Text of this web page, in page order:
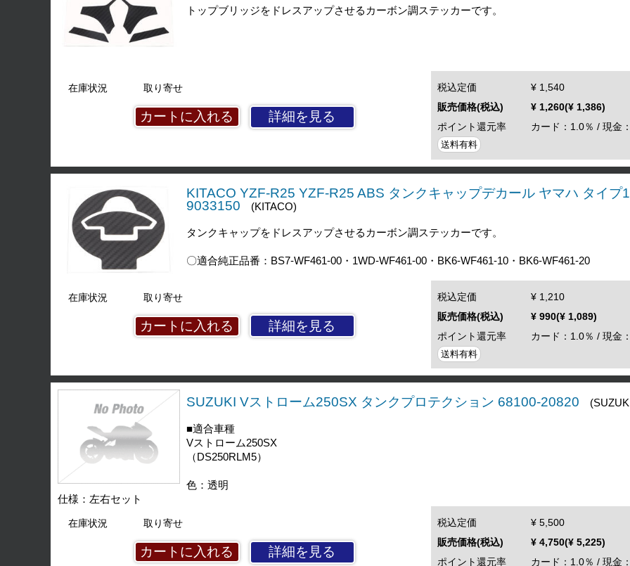
トップブリッジをドレスアップさせるカーボン調ステッカーです。
在庫状況 取り寄せ
詳細を見る
税込定価
¥ 1,540
販売価格(税込)
¥ 1,260(¥ 1,386)
ポイント還元率
カード：1.0％ / 現金
送料有料
KITACO YZF-R25 YZF-R25 ABS タンクキャップデカール ヤマハ タイプ
9033150
(KITACO)
タンクキャップをドレスアップさせるカーボン調ステッカーです。
〇適合純正品番：BS7-WF461-00・1WD-WF461-00・BK6-WF461-10・BK6-WF461-20
在庫状況 取り寄せ
詳細を見る
税込定価
¥ 1,210
販売価格(税込)
¥ 990(¥ 1,089)
ポイント還元率
カード：1.0％ / 現金
送料有料
SUZUKI Vストローム250SX タンクプロテクション 68100-20820
■適合車種
Vストローム250SX
（DS250RLM5）
色：透明
仕様：左右セット
在庫状況 取り寄せ
詳細を見る
税込定価
¥ 5,500
販売価格(税込)
¥ 4,750(¥ 5,225)
ポイント還元率
カード：1.0％ / 現金